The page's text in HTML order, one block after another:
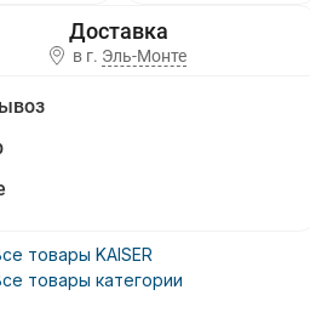
в г. Эль-Монте
товары KAISER
товары категории